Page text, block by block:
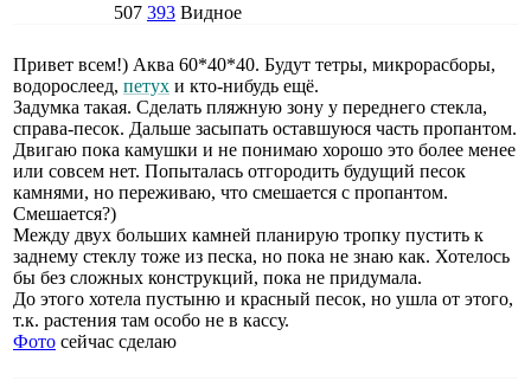
507 393 Видное
Привет всем!) Аква 60*40*40. Будут тетры, микрорасборы,
водорослеед, петух и кто-нибудь ещё.
Задумка такая. Сделать пляжную зону у переднего стекла,
справа-песок. Дальше засыпать оставшуюся часть пропантом.
Двигаю пока камушки и не понимаю хорошо это более менее
или совсем нет. Попыталась отгородить будущий песок
камнями, но переживаю, что смешается с пропантом.
Смешается?)
Между двух больших камней планирую тропку пустить к
заднему стеклу тоже из песка, но пока не знаю как. Хотелось
бы без сложных конструкций, пока не придумала.
До этого хотела пустыню и красный песок, но ушла от этого,
т.к. растения там особо не в кассу.
Фото сейчас сделаю